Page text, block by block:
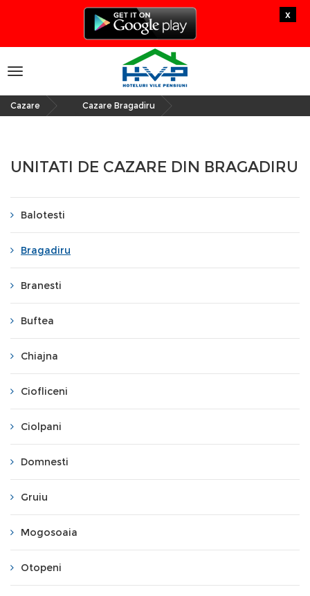
x
Toggle
navigation
Cazare Cazare Bragadiru
UNITATI DE CAZARE DIN BRAGADIRU
Balotesti
Bragadiru
Branesti
Buftea
Chiajna
Ciofliceni
Ciolpani
Domnesti
Gruiu
Mogosoaia
Otopeni